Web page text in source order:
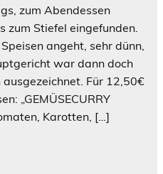
zum Abendessen
zum Stiefel eingefunden.
angeht, sehr dünn,
war dann doch
Für 12,50€
„GEMÜSECURRY
Karotten, […]